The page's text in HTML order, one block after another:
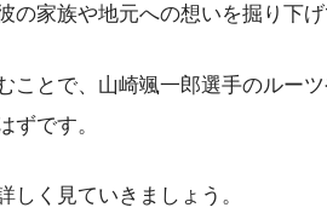
の家族や地元への想いを掘り下げ
ことで、山崎颯一郎選手のルー
ずです。
しく見ていきましょう。